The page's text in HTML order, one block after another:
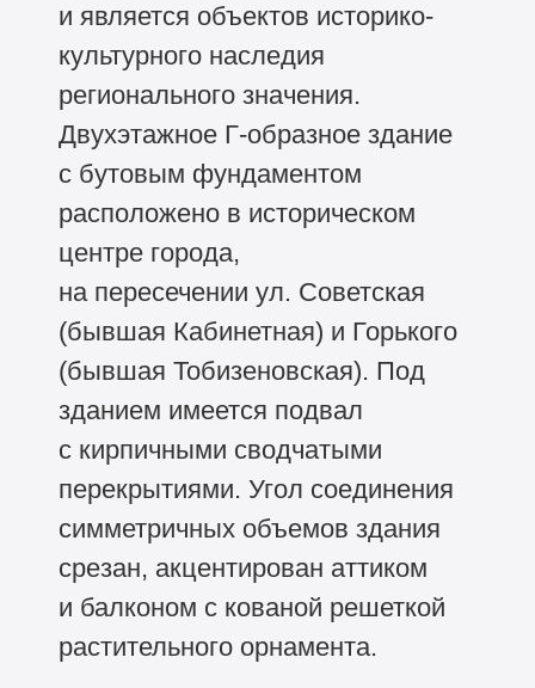
и является объектов историко-
культурного наследия
регионального значения.
Двухэтажное Г-образное здание
с бутовым фундаментом
расположено в историческом
центре города,
на пересечении ул. Советская
(бывшая Кабинетная) и Горького
(бывшая Тобизеновская). Под
зданием имеется подвал
с кирпичными сводчатыми
перекрытиями. Угол соединения
симметричных объемов здания
срезан, акцентирован аттиком
и балконом с кованой решеткой
растительного орнамента.